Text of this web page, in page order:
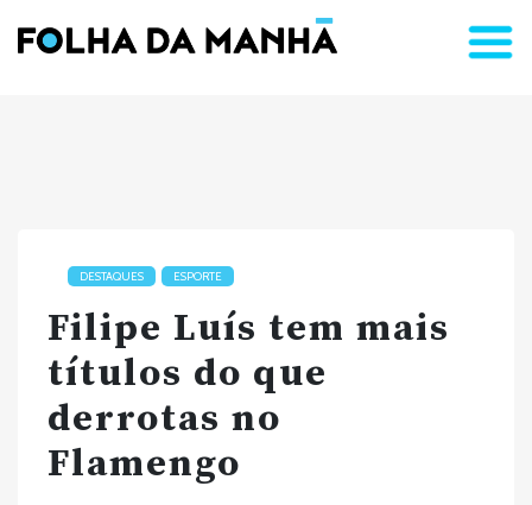
DESTAQUES ESPORTE
Filipe Luís tem mais
títulos do que
derrotas no
Flamengo